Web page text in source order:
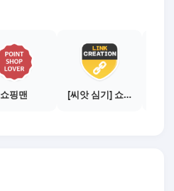
쇼핑맨 [씨앗 심기] 쇼핑몰 링크 발급하기 - 제휴몰 10곳